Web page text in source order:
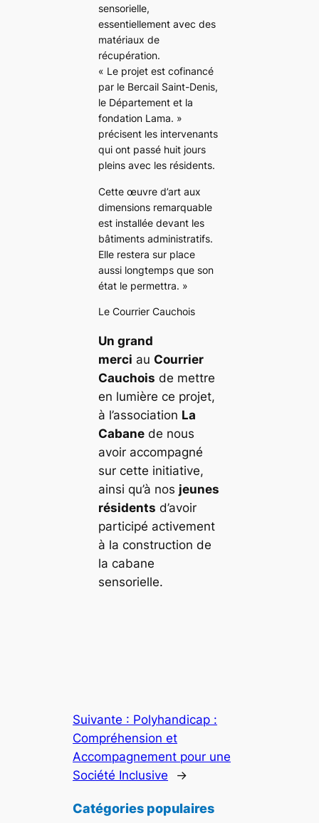
sensorielle,
essentiellement avec des
matériaux de
récupération.
« Le projet est cofinancé
par le Bercail Saint-Denis,
le Département et la
fondation Lama. »
précisent les intervenants
qui ont passé huit jours
pleins avec les résidents.
Cette œuvre d’art aux
dimensions remarquable
est installée devant les
bâtiments administratifs.
Elle restera sur place
aussi longtemps que son
état le permettra. »
Le Courrier Cauchois
Un grand
merci au Courrier
Cauchois de mettre
en lumière ce projet,
à l’association La
Cabanede nous
avoir accompagné
sur cette initiative,
ainsi qu’à nos jeunes
résidents d’avoir
participé activement
à la construction de
la cabane
sensorielle.
Suivante : Polyhandicap :
Compréhension et
Accompagnement pour une
Société Inclusive
→
Catégories populaires